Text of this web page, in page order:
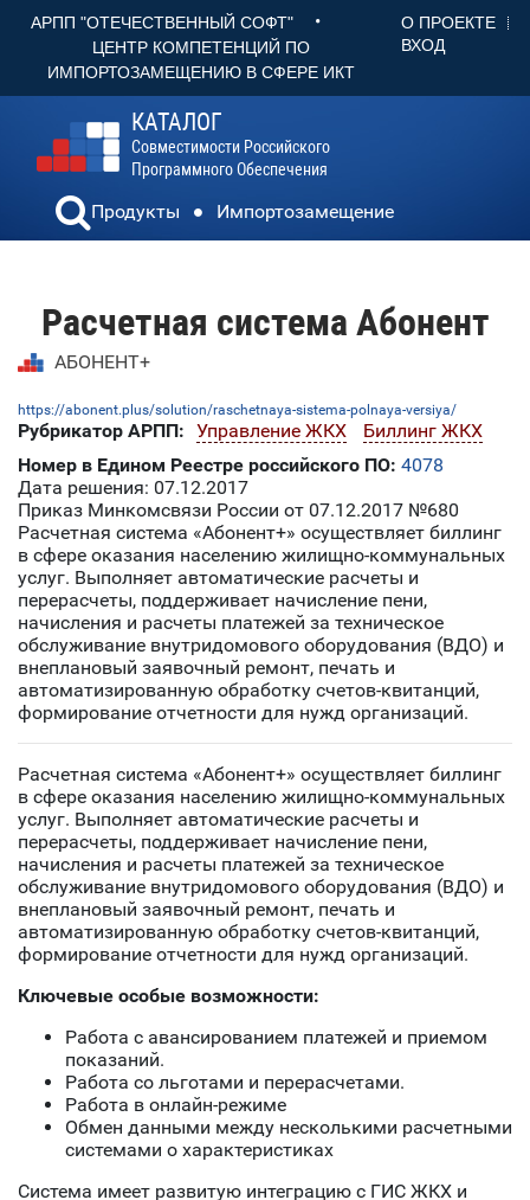
АРПП "ОТЕЧЕСТВЕННЫЙ СОФТ" •
ЦЕНТР КОМПЕТЕНЦИЙ ПО
ИМПОРТОЗАМЕЩЕНИЮ В СФЕРЕ ИКТ
О ПРОЕКТЕ
ВХОД
КАТАЛОГ
Совместимости Российского
Программного Обеспечения
Продукты Импортозамещение
Расчетная система Абонент
АБОНЕНТ+
https://abonent.plus/solution/raschetnaya-sistema-polnaya-versiya/
Рубрикатор АРПП: Управление ЖКХ
Биллинг ЖКХ
Номер в Едином Реестре российского ПО: 4078
Дата решения: 07.12.2017
Приказ Минкомсвязи России от 07.12.2017 №680
Расчетная система «Абонент+» осуществляет биллинг
в сфере оказания населению жилищно-коммунальных
услуг. Выполняет автоматические расчеты и
перерасчеты, поддерживает начисление пени,
начисления и расчеты платежей за техническое
обслуживание внутридомового оборудования (ВДО) и
внеплановый заявочный ремонт, печать и
автоматизированную обработку счетов-квитанций,
формирование отчетности для нужд организаций.
Расчетная система «Абонент+» осуществляет биллинг
в сфере оказания населению жилищно-коммунальных
услуг. Выполняет автоматические расчеты и
перерасчеты, поддерживает начисление пени,
начисления и расчеты платежей за техническое
обслуживание внутридомового оборудования (ВДО) и
внеплановый заявочный ремонт, печать и
автоматизированную обработку счетов-квитанций,
формирование отчетности для нужд организаций.
Ключевые особые возможности:
Работа с авансированием платежей и приемом
показаний.
Работа со льготами и перерасчетами.
Работа в онлайн-режиме
Обмен данными между несколькими расчетными
системами о характеристиках
Система имеет развитую интеграцию с ГИС ЖКХ и